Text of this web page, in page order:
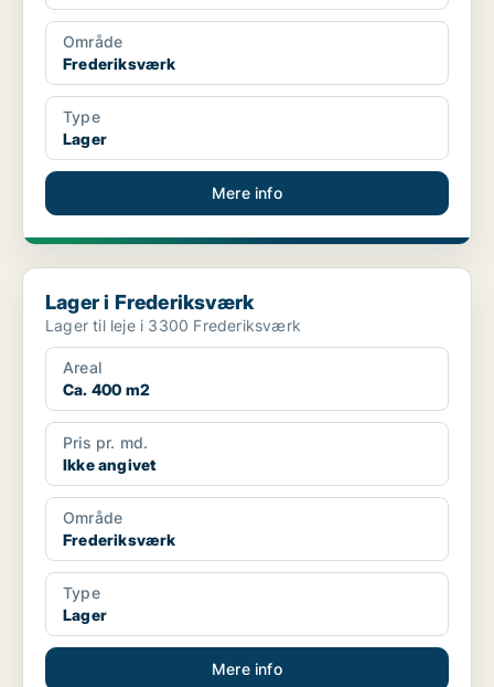
Område
Frederiksværk
Type
Lager
Mere info
Lager i Frederiksværk
Lager i Frederiksværk
Lager til leje i 3300 Frederiksværk
Areal
Ca. 400 m2
Pris pr. md.
Ikke angivet
Område
Frederiksværk
Type
Lager
Mere info